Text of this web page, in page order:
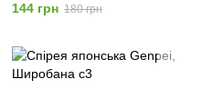
144 грн 180 грн